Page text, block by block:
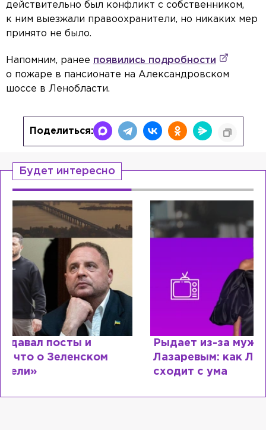
действительно был конфликт с собственником,
к ним выезжали правоохранители, но никаких мер
принято не было.
Напомним, ранее появились подробности
о пожаре в пансионате на Александровском
шоссе в Ленобласти.
Поделиться:
Будет интересно
Рыдает из-за мужа, но опять флиртует с
Лазаревым: как Лера Кудрявцева
сходит с ума